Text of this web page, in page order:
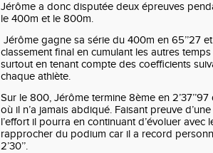
Jérôme a donc disputée deux épreuves
le 400m et le 800m.
Jérôme gagne sa série du 400m en 65’’27
classement final en cumulant les autres
surtout en tenant compte des coefficients
chaque athlète.
Sur le 800, Jérôme termine 8ème en
où il n’a jamais abdiqué. Faisant preuve
l’effort il pourra en continuant d’évoluer avec
rapprocher du podium car il a record
2’30’’.